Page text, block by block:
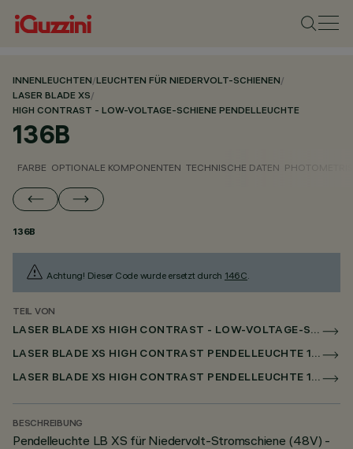
INNENLEUCHTEN/LEUCHTEN FÜR NIEDERVOLT-SCHIENEN/
LASER BLADE XS/
HIGH CONTRAST - LOW-VOLTAGE-SCHIENE PENDELLEUCHTE
136B
FARBE OPTIONALE KOMPONENTEN TECHNISCHE DATEN
136B
Achtung! Dieser Code wurde ersetzt durch 146C.
TEIL VON
LASER BLADE XS HIGH CONTRAST - LOW-VOLTAGE-SCHIENE PENDELLEUCHTE
LASER BLADE XS HIGH CONTRAST PENDELLEUCHTE 1X/4X /9X FÜR NIEDERSPANNUNGSSCHIENE CASAMBI
LASER BLADE XS HIGH CONTRAST PENDELLEUCHTE 1X / 4X / 9X FÜR SUPERRAIL CASAMBI
BESCHREIBUNG
Pendelleuchte LB XS für Niedervolt-Stromschiene (48V) -